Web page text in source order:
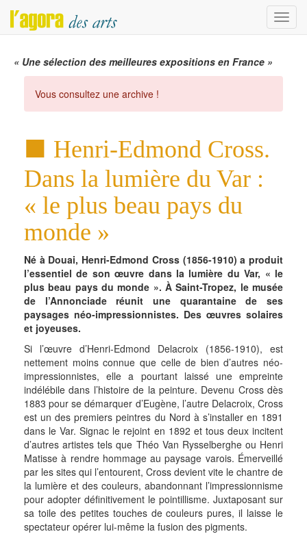
Menu
« Une sélection des meilleures expositions en France »
Vous consultez une archive !
Henri-Edmond Cross.
Dans la lumière du Var :
« le plus beau pays du
monde »
Né à Douai, Henri-Edmond Cross (1856-1910) a produit
l’essentiel de son œuvre dans la lumière du Var, « le
plus beau pays du monde ». À Saint-Tropez, le musée
de l’Annonciade réunit une quarantaine de ses
paysages néo-impressionnistes. Des œuvres solaires
et joyeuses.
Si l’œuvre d’Henri-Edmond Delacroix (1856-1910), est
nettement moins connue que celle de bien d’autres néo-
impressionnistes, elle a pourtant laissé une empreinte
indélébile dans l’histoire de la peinture. Devenu Cross dès
1883 pour se démarquer d’Eugène, l’autre Delacroix, Cross
est un des premiers peintres du Nord à s’installer en 1891
dans le Var. Signac le rejoint en 1892 et tous deux incitent
d’autres artistes tels que Théo Van Rysselberghe ou Henri
Matisse à rendre hommage au paysage varois. Émerveillé
par les sites qui l’entourent, Cross devient vite le chantre de
la lumière et des couleurs, abandonnant l’impressionnisme
pour adopter définitivement le pointillisme. Juxtaposant sur
sa toile des petites touches de couleurs pures, il laisse le
spectateur opérer lui-même la fusion des pigments.